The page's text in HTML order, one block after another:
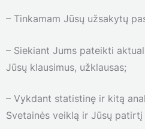
– Tinkamam Jūsų užsakytų
– Siekiant Jums pateikti
Jūsų klausimus, užklausas;
– Vykdant statistinę ir kitą
Svetainės veiklą ir Jūsų